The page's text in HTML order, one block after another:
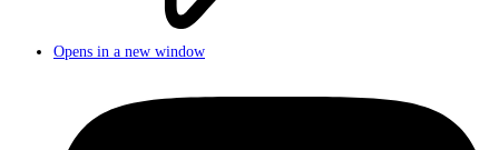
Opens in a new window